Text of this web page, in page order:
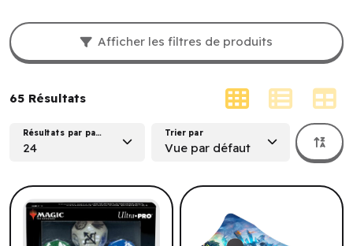
Filtres et résultat de recherche.
Afficher les filtres de produits
65 Résultats
Résultats par page
24
Trier par
Vue par défaut